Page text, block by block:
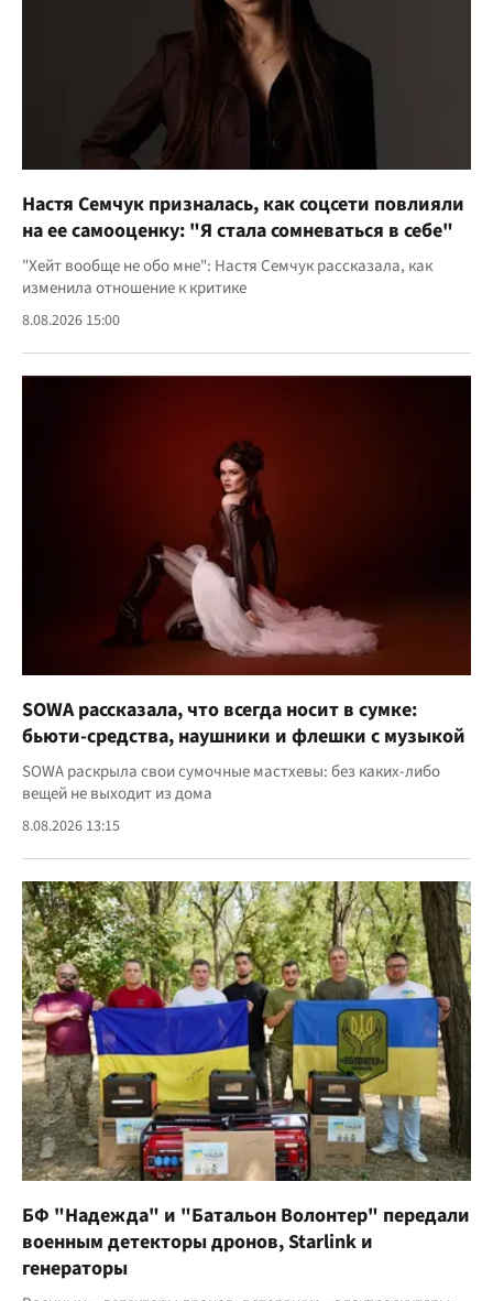
Настя Семчук призналась, как соцсети повлияли
на ее самооценку: "Я стала сомневаться в себе"
"Хейт вообще не обо мне": Настя Семчук рассказала, как
изменила отношение к критике
8.08.2026 15:00
SOWA рассказала, что всегда носит в сумке:
бьюти-средства, наушники и флешки с музыкой
SOWA раскрыла свои сумочные мастхевы: без каких-либо
вещей не выходит из дома
8.08.2026 13:15
БФ "Надежда" и "Батальон Волонтер" передали
военным детекторы дронов, Starlink и
генераторы